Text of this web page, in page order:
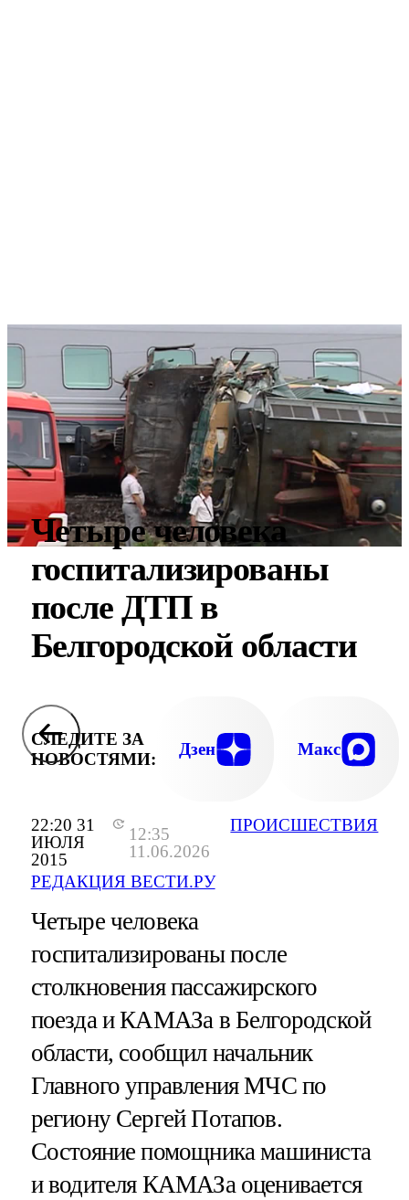
22:20 31
ИЮЛЯ
2015
12:35
11.06.2026
РЕДАКЦИЯ ВЕСТИ.РУ
ПРОИСШЕСТВИЯ
Четыре человека
госпитализированы
после ДТП в
Белгородской области
СЛЕДИТЕ ЗА
НОВОСТЯМИ:
Дзен Макс
Четыре человека
госпитализированы после
столкновения пассажирского
поезда и КАМАЗа в Белгородской
области, сообщил начальник
Главного управления МЧС по
региону Сергей Потапов.
Состояние помощника машиниста
и водителя КАМАЗа оценивается